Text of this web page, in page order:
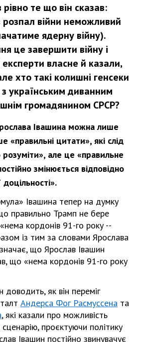
те що він сказав:
війни неможливий
ядерну війну).
це завершити війну і
експерти власне й казали,
хто такі колишні генсеки
українським диванним
громадянином СРСР?
Івашина можна лише
«правильні цитати», які слід
але це «правильне
змінюється відповідно
Івашина тепер на думку
правильно Трамп не бере
кордонів 91-го року --
із тим за словами Ярослава
що Ярослав Івашин
що «нема кордонів 91-го року
доводить, як він переміг
Андерса Фог Расмуссена та
, які казали про можливість
проєктуючи політику
Івашин постійно звинувачує